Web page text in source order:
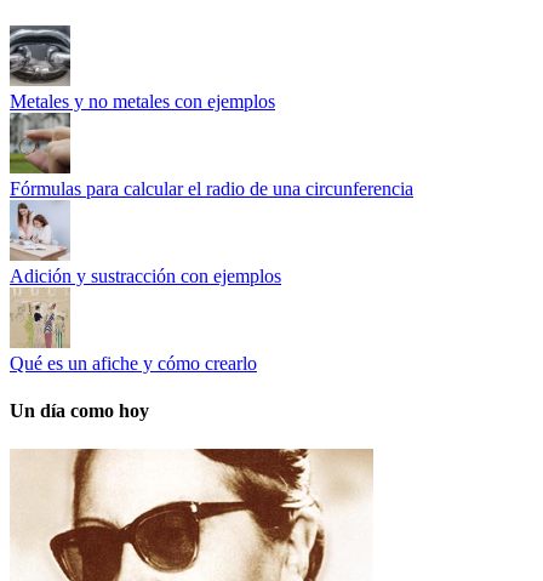
Metales y no metales con ejemplos
Fórmulas para calcular el radio de una circunferencia
Adición y sustracción con ejemplos
Qué es un afiche y cómo crearlo
Un día como hoy